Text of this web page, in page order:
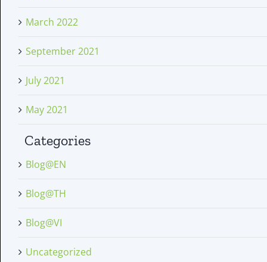
March 2022
September 2021
July 2021
May 2021
Categories
Blog@EN
Blog@TH
Blog@VI
Uncategorized